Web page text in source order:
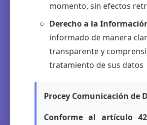
momento, sin efectos
Derecho a la
informado de manera
transparente y
tratamiento de sus datos
Procey Comunicación de
Conforme al artículo